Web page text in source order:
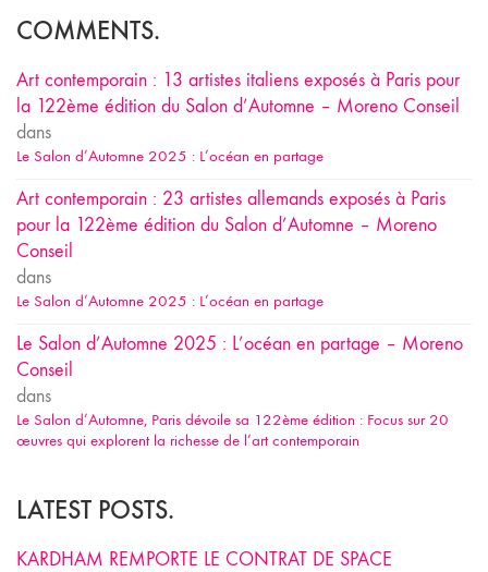
COMMENTS.
Art contemporain : 13 artistes italiens exposés à Paris pour
la 122ème édition du Salon d’Automne – Moreno Conseil
dans
Le Salon d’Automne 2025 : L’océan en partage
Art contemporain : 23 artistes allemands exposés à Paris
pour la 122ème édition du Salon d’Automne – Moreno
Conseil
dans
Le Salon d’Automne 2025 : L’océan en partage
Le Salon d’Automne 2025 : L’océan en partage – Moreno
Conseil
dans
Le Salon d’Automne, Paris dévoile sa 122ème édition : Focus sur 20
œuvres qui explorent la richesse de l’art contemporain
LATEST POSTS.
KARDHAM REMPORTE LE CONTRAT DE SPACE